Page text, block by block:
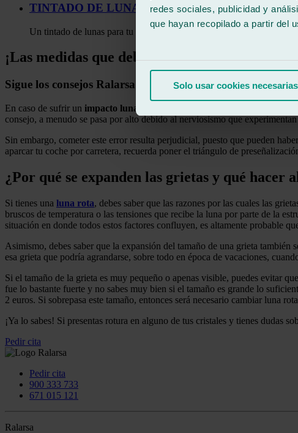
redes sociales, publicidad y
que hayan recopilado a partir del
Solo usar cookies necesarias
TINTADO DE LUNAS
Un tintado de lunas para tu coche es una excelente opción estética,
¡Las medidas que debes tomar mientras
Sigue los consejos Ralarsa
En caso de sufrir un impacto luna coche
, por ningún motivo te detengas
consejo, a menudo se pasa por alto debido al nerviosismo que
Sin embargo, cometer este error resulta perjudicial, puesto que pueden
aparcar tu coche por carretera, recuerda poner el triángulo de
¿Por qué se expanden las grietas y qué hacer
Si tienes una luna rota, debes saber que las razones por las cuales las
bruscos de temperatura o las tensiones que recibe la luna por parte de la
situación en donde todos estos factores confluyen, es altamente probable
Asimismo, debes saber que la expansión del tamaño de una grieta también
esa grieta que podría agrandarse, sobre todo en época de vacaciones,
Si el tamaño de la grieta es muy pequeño o apenas visible, puedes evitar
fue lo bastante fuerte y no sabes muy bien si el tamaño es grande lo
2 euros. Si sobrepasa este tamaño, entonces será necesario cambiar luna
¡Ya lo sabes! Si presentas rotura en alguno de tus cristales y tienes dudas
Pedir cita
Pedir cita
900 333 733
671 015 121
Ralarsa